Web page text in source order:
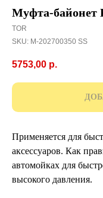
Муфта-байонет
TOR
SKU: M-202700350 SS
5753,00 р.
Применяется для
аксессуаров. Как
автомойках для
высокого давления.